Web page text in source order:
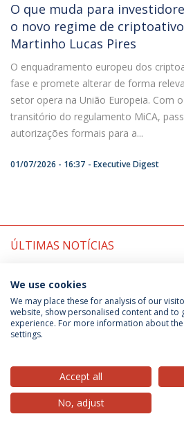
O que muda para
o novo regime de
Martinho Lucas Pires
O enquadramento europeu dos
fase e promete alterar de forma
setor opera na União Europeia. Com
transitório do regulamento MiCA,
autorizações formais para a...
01/07/2026 - 16:37 Executive Digest
ÚLTIMAS NOTÍCIAS
PRÓXIMOS EVENTOS
Política de Privacidade
© 2026 Universidade
We use cookies
We may place these for analysis of our
website, show personalised content and to
experience. For more information about
settings.
Accept all
No, adjust